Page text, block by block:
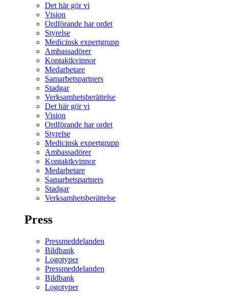
Det här gör vi
Vision
Ordförande har ordet
Styrelse
Medicinsk expertgrupp
Ambassadörer
Kontaktkvinnor
Medarbetare
Samarbetspartners
Stadgar
Verksamhetsberättelse
Det här gör vi
Vision
Ordförande har ordet
Styrelse
Medicinsk expertgrupp
Ambassadörer
Kontaktkvinnor
Medarbetare
Samarbetspartners
Stadgar
Verksamhetsberättelse
Press
Pressmeddelanden
Bildbank
Logotyper
Pressmeddelanden
Bildbank
Logotyper